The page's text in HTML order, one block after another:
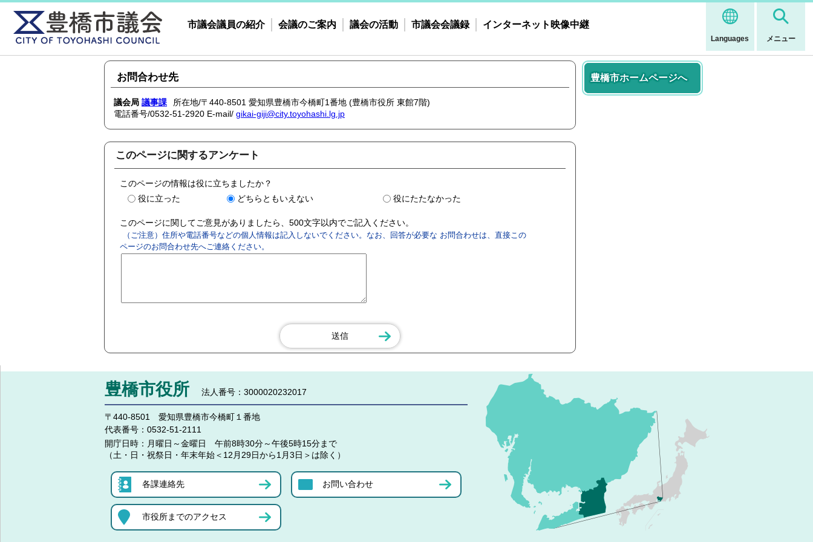
Languages メニュー
市議会議員の紹介 会議のご案内 議会の活動 市議会会議録 インターネット映像中継
お問合わせ先
議会局 議事課
所在地/〒440-8501 愛知県豊橋市今橋町1番地 (豊橋市役所 東館7階)
電話番号/0532-51-2920 E-mail/ gikai-giji@city.toyohashi.lg.jp
このページに関するアンケート
このページの情報は役に立ちましたか？
役に立った
どちらともいえない 役にたたなかった
このページに関してご意見がありましたら、500文字以内でご記入ください。
（ご注意）住所や電話番号などの個人情報は記入しないでください。なお、回答が必要な お問合わせは、直接この
ページのお問合わせ先へご連絡ください。
豊橋市ホームページへ
豊橋市役所 法人番号：3000020232017
〒440-8501 愛知県豊橋市今橋町１番地
代表番号： 0532-51-2111
開庁日時： 月曜日～金曜日 午前8時30分～午後5時15分まで
（土・日・祝祭日・年末年始＜12月29日から1月3日＞は除く）
各課連絡先 お問い合わせ
市役所までのアクセス